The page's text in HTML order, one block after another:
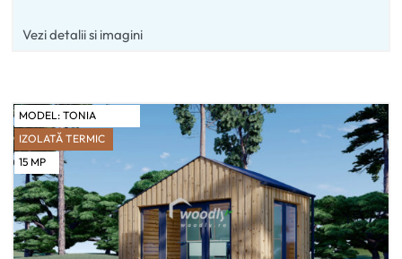
Vezi detalii si imagini
IZOLATĂ TERMIC
MODEL: TONIA
15 MP